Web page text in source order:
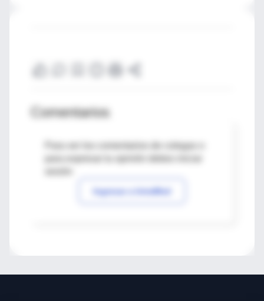
Comentarios
Para ver los comentarios de colegas o
Ingresar a IntraMed